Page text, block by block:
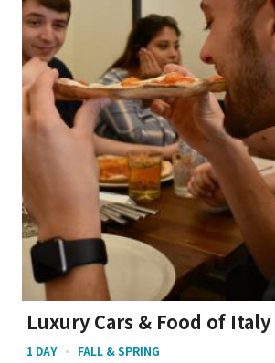
Luxury Cars & Food of Italy
1 DAY FALL & SPRING